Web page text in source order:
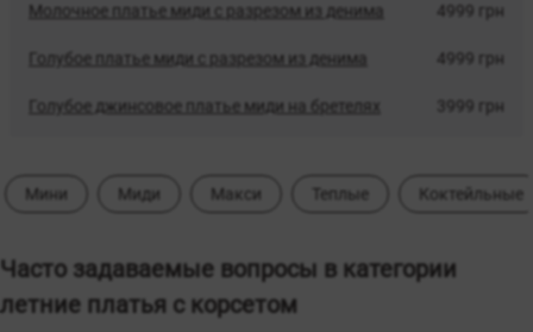
Молочное платье миди с разрезом из денима 4999 грн
Голубое платье миди с разрезом из денима 4999 грн
Голубое джинсовое платье миди на бретелях 3999 грн
Мини Миди Макси Теплые Коктейльные
Часто задаваемые вопросы в категории
летние платья с корсетом